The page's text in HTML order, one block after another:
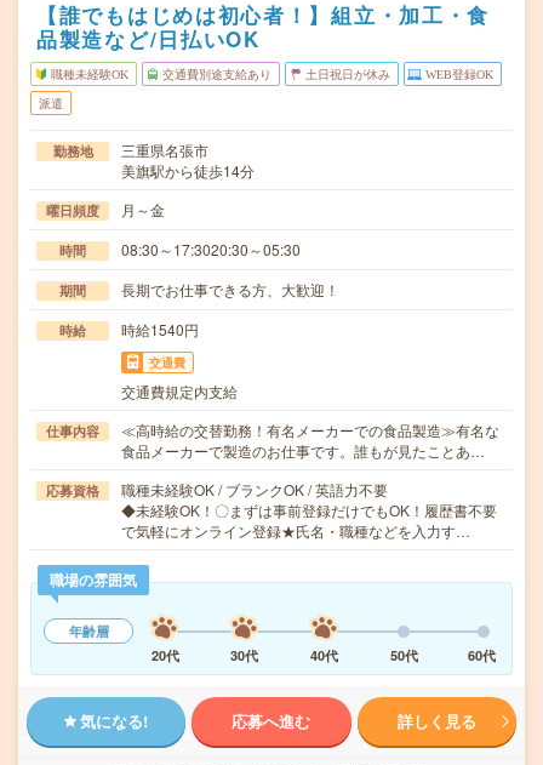
【誰でもはじめは初心者！】組立・加工・食
品製造など/日払いOK
職種未経験OK 交通費別途支給あり 土日祝日が休み WEB登録OK
派遣
勤務地
三重県名張市
美旗駅から徒歩14分
曜日頻度 月～金
時間 08:30～17:3020:30～05:30
期間 長期でお仕事できる方、大歓迎！
時給 時給1540円
交通費
交通費規定内支給
仕事内容
≪高時給の交替勤務！有名メーカーでの食品製造≫有名な
食品メーカーで製造のお仕事です。誰もが見たことあ…
応募資格
職種未経験OK / ブランクOK / 英語力不要
◆未経験OK！〇まずは事前登録だけでもOK！履歴書不要
で気軽にオンライン登録★氏名・職種などを入力す…
職場の雰囲気
年齢層
20代
30代 40代 50代 60代
気になる! 応募へ進む 詳しく見る